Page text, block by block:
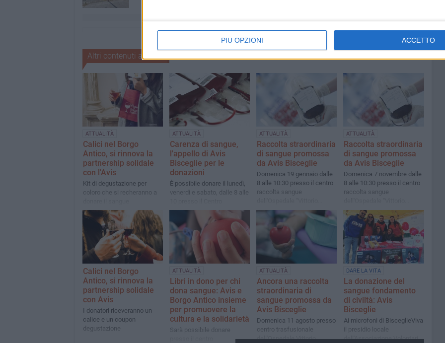
PIÙ OPZIONI ACCETTO
Altri contenuti a tema
ATTUALITÀ
Calici nel Borgo
Antico, si rinnova la
partnership solidale
con l'Avis
Kit di degustazione per
coloro che si recheranno a
ATTUALITÀ
Carenza di sangue,
l'appello di Avis
Bisceglie per le
donazioni
È possibile donare il lunedì,
venerdì e sabato, dalle 8 alle
Trasfusionale
ATTUALITÀ
Raccolta straordinaria
di sangue promossa
da Avis Bisceglie
Domenica 19 gennaio dalle
8 alle 10:30 presso il centro
raccolta sangue
Emanuele II"
ATTUALITÀ
Raccolta straordinaria
di sangue promossa
da Avis Bisceglie
Domenica 7 novembre dalle
8 alle 10:30 presso il centro
raccolta sangue
Emanuele II"
Calici nel Borgo
Antico, si rinnova la
partnership solidale
con Avis
I donatori riceveranno un
calice e un coupon
degustazione
ATTUALITÀ
Libri in dono per chi
dona sangue: Avis e
Borgo Antico insieme
per promuovere la
cultura e la solidarietà
Sarà possibile donare
ATTUALITÀ
Ancora una raccolta
straordinaria di
sangue promossa da
Avis Bisceglie
Domenica 11 agosto presso
centro trasfusionale
dell'Ospedale Vittorio
DARE LA VITA
La donazione del
sangue fondamento
di civiltà: Avis
Bisceglie
Ai microfoni di BisceglieViva
il presidio locale
dell'Associazione Volontari